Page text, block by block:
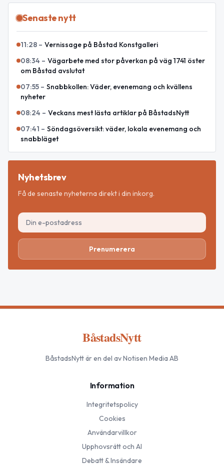
Senaste nytt
11:28 – Vernissage på Båstad Konstgalleri
08:34 – Vägarbete med stor påverkan på väg 1741 öster
om Båstad avslutat
07:55 – Snabbkollen: Väder, evenemang och kvällens
nyheter
08:24 – Veckans mest lästa artiklar på BåstadsNytt
07:41 – Söndagsöversikt: väder, lokala evenemang och
snabbläget
Nyhetsbrev
Få de senaste nyheterna direkt i din inkorg.
Prenumerera
BåstadsNytt
BåstadsNyttär en del av Notisen Media AB
Information
Integritetspolicy
Cookies
Användarvillkor
Upphovsrätt och AI
Debatt & Insändare